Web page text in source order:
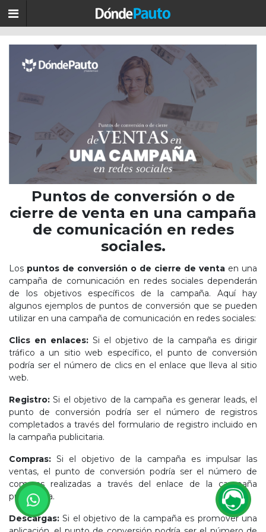
Puntos de conversión o de
cierre de venta en una campaña
de comunicación en redes
sociales.
Los puntos de conversión o de cierre de venta en una
campaña de comunicación en redes sociales dependerán
de los objetivos específicos de la campaña. Aquí hay
algunos ejemplos de puntos de conversión que se pueden
utilizar en una campaña de comunicación en redes sociales:
Clics en enlaces: Si el objetivo de la campaña es dirigir
tráfico a un sitio web específico, el punto de conversión
podría ser el número de clics en el enlace que lleva al sitio
web.
Registro: Si el objetivo de la campaña es generar leads, el
punto de conversión podría ser el número de registros
completados a través del formulario de registro incluido en
la campaña publicitaria.
Compras: Si el objetivo de la campaña es impulsar las
ventas, el punto de conversión podría ser el número de
compras realizadas a través del enlace de la campaña
publicitaria.
Descargas: Si el objetivo de la campaña es promover una